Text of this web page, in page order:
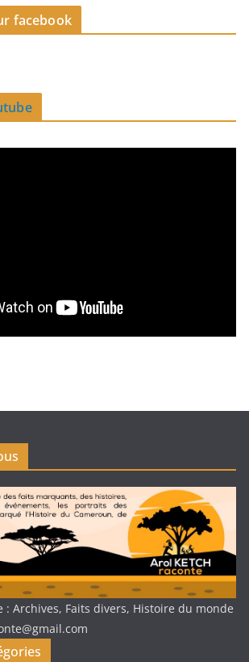
facebook
: Archives, Faits divers, Histoire du monde